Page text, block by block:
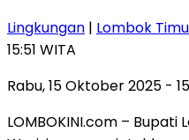
Lingkungan | Lombok
15:51 WITA
Rabu, 15 Oktober 2025 -
LOMBOKINI.com – Bupati